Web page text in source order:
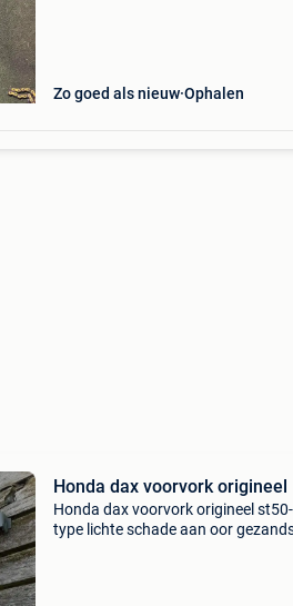
Zo goed als nieuw Ophalen
Honda dax voorvork origineel
Honda dax voorvork origineel
type lichte schade aan oor